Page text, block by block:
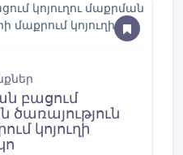
բացում
ծառայություն
կոյուղի